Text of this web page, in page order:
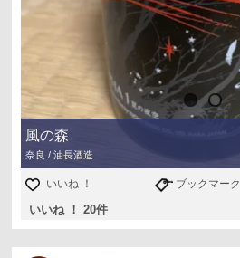
風の森
奈良 / 油長酒造
いいね ！ ブックマーク
いいね ！ 20件